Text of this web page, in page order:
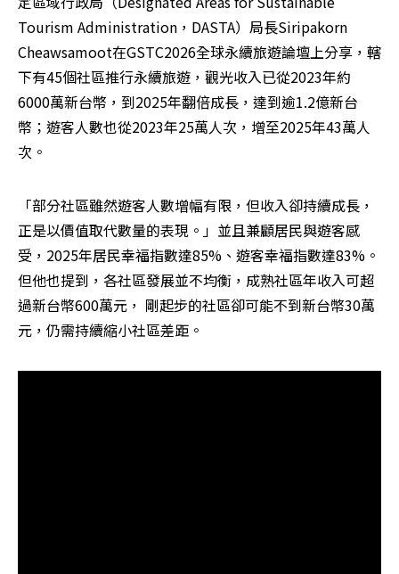
Tourism Administration，DASTA）局長Siripakorn
Cheawsamoot在GSTC2026全球永續旅遊論壇上分享，轄
下有45個社區推行永續旅遊，觀光收入已從2023年約
6000萬新台幣，到2025年翻倍成長，達到逾1.2億新台
幣；遊客人數也從2023年25萬人次，增至2025年43萬人
次。
「部分社區雖然遊客人數增幅有限，但收入卻持續成長，
正是以價值取代數量的表現。」並且兼顧居民與遊客感
受，2025年居民幸福指數達85%、遊客幸福指數達83%。
但他也提到，各社區發展並不均衡，成熟社區年收入可超
過新台幣600萬元， 剛起步的社區卻可能不到新台幣30萬
元，仍需持續縮小社區差距。